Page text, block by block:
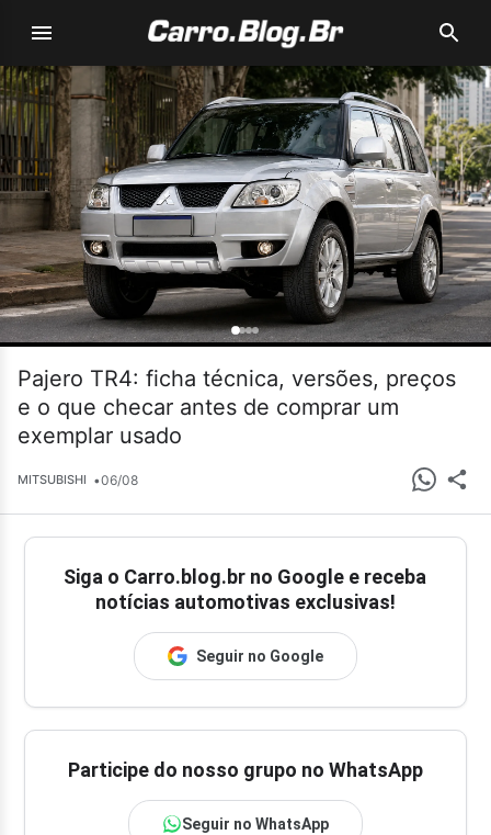
Pajero TR4: ficha técnica, versões, preços
e o que checar antes de comprar um
exemplar usado
MITSUBISHI •06/08
Siga o Carro.blog.br no Google e receba
notícias automotivas exclusivas!
Seguir no Google
Participe do nosso grupo no WhatsApp
Seguir no WhatsApp